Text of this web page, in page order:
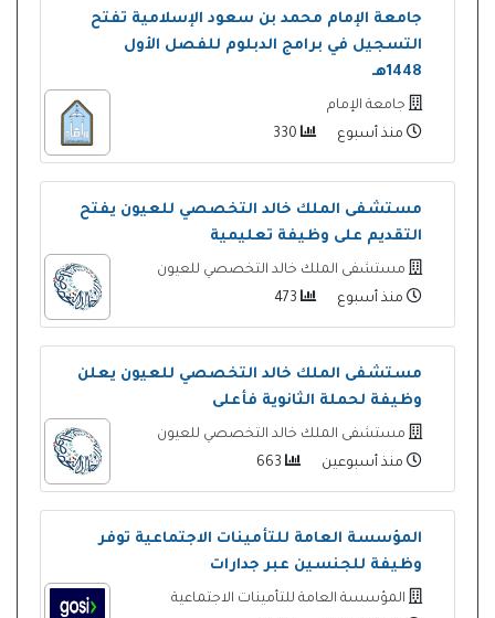
جامعة الإمام محمد بن سعود الإسلامية تفتح
التسجيل في برامج الدبلوم للفصل الأول
1448هـ
جامعة الإمام
منذ أسبوع
مستشفى الملك خالد التخصصي للعيون يفتح
التقديم على وظيفة تعليمية
مستشفى الملك خالد التخصصي للعيون
منذ أسبوع
مستشفى الملك خالد التخصصي للعيون يعلن
وظيفة لحملة الثانوية فأعلى
مستشفى الملك خالد التخصصي للعيون
منذ أسبوعين
المؤسسة العامة للتأمينات الاجتماعية توفر
وظيفة للجنسين عبر جدارات
المؤسسة العامة للتأمينات الاجتماعية